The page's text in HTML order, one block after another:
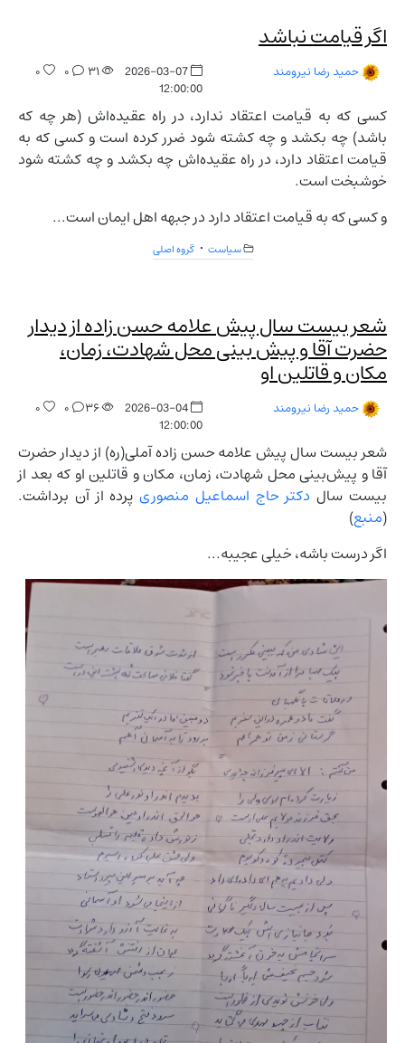
اگر قیامت نباشد
حمید رضا نیرومند
2026-03-07
12:00:00
۳۱ ۰ ۰
کسی که به قیامت اعتقاد ندارد، در راه عقیده‌اش (هر چه که
باشد) چه بکشد و چه کشته شود ضرر کرده است و کسی که به
قیامت اعتقاد دارد، در راه عقیده‌اش چه بکشد و چه کشته شود
خوشبخت است.
و کسی که به قیامت اعتقاد دارد در جبهه اهل ایمان است...
سیاست گروه اصلی
شعر بیست سال پیش علامه حسن زاده از دیدار
حضرت آقا و پیش بینی محل شهادت، زمان،
مکان و قاتلین او
حمید رضا نیرومند
2026-03-04
12:00:00
۳۶ ۰ ۰
شعر بیست سال پیش علامه حسن زاده آملی(ره) از دیدار حضرت
آقا و پیش‌بینی محل شهادت، زمان، مکان و قاتلین او که بعد از
بیست سال دکتر حاج اسماعیل منصوریپرده از آن برداشت.
(منبع)
اگر درست باشه، خیلی عجیبه...